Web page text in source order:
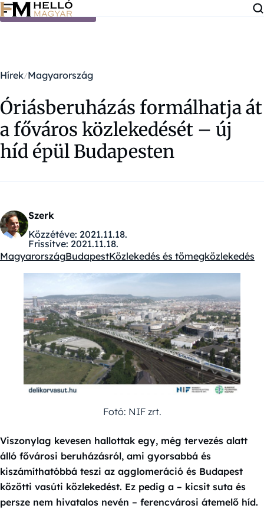
Ugrás a tartalomra
Hírek Magyarország
Óriásberuházás formálhatja át
a főváros közlekedését – új
híd épül Budapesten
Szerk
Közzétéve: 2021.11.18.
Frissítve: 2021.11.18.
Kategóriák:
MagyarországBudapestKözlekedés és tömegközlekedés
Fotó: NIF zrt.
Viszonylag kevesen hallottak egy, még tervezés alatt
álló fővárosi beruházásról, ami gyorsabbá és
kiszámíthatóbbá teszi az agglomeráció és Budapest
közötti vasúti közlekedést. Ez pedig a – kicsit suta és
persze nem hivatalos nevén – ferencvárosi átemelő híd.